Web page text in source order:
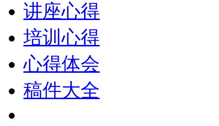
讲座心得
培训心得
心得体会
稿件大全